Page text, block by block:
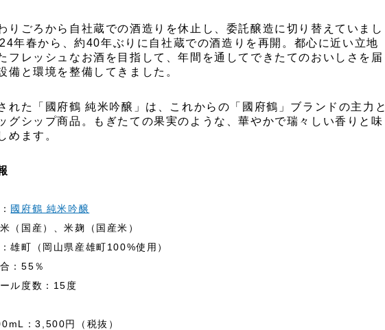
りごろから自社蔵での酒造りを休止し、委託醸造に切り替えていまし
年春から、約40年ぶりに自社蔵での酒造りを再開。都心に近い立地
フレッシュなお酒を目指して、年間を通してできたてのおいしさを届
備と環境を整備してきました。
れた「國府鶴 純米吟醸」は、これからの「國府鶴」ブランドの主力と
グシップ商品。もぎたての果実のような、華やかで瑞々しい香りと味
めます。
國府鶴 純米吟醸
（国産）、米麹（国産米）
雄町（岡山県産雄町100%使用）
：55％
ル度数：15度
：3,500円（税抜）